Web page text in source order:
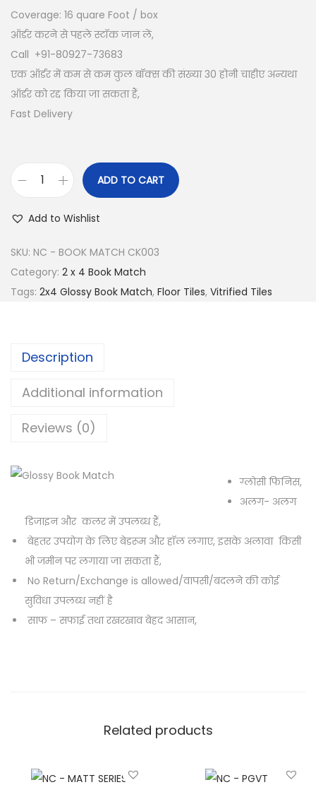
Coverage: 16 quare Foot / box
ऑर्डर करने से पहले स्टॉक जान लें,
Call +91-80927-73683
एक ऑर्डर में कम से कम कुल बॉक्स की संख्या 30 होनी चाहीए अन्यथा
ऑर्डर को रद्द किया जा सकता हैं,
Fast Delivery
ADD TO CART
Add to Wishlist
SKU: NC - BOOK MATCH CK003
Category: 2 x 4 Book Match
Tags: 2x4 Glossy Book Match, Floor Tiles, Vitrified Tiles
Description
Additional information
Reviews (0)
ग्लोसी फिनिस,
अलग- अलग
डिजाइन और कलर में उपलब्ध हैं,
बेहतर उपयोग के लिए बेडरूम और हॉल लगाए, इसके अलावा किसी
भी जमीन पर लगाया जा सकता हैं,
No Return/Exchange is allowed/वापसी/बदलने की कोई
सुविधा उपलब्ध नहीं है
साफ – सफाई तथा रखरखाव बेहद आसान,
Related products